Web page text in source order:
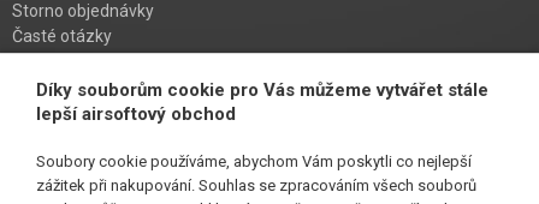
Storno objednávky
Časté otázky
PŘIHLAŠ SE K ODBĚRU
Díky souborům cookie pro Vás můžeme vytvářet stále
lepší airsoftový obchod
Soubory cookie používáme, abychom Vám poskytli co nejlepší
zážitek při nakupování. Souhlas se zpracováním všech souborů